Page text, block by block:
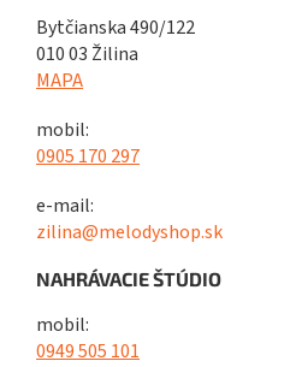
Bytčianska 490/122
010 03 Žilina
MAPA
mobil:
0905 170 297
e-mail:
zilina@melodyshop.sk
NAHRÁVACIE ŠTÚDIO
mobil:
0949 505 101